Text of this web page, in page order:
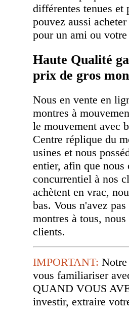
différentes tenues et
pouvez aussi
pour un ami ou
Haute Qualité
prix de gros
Nous en vente en
montres à
le mouvement avec
Centre réplique du
usines et nous
entier, afin que
concurrentiel à nos
achètent en vrac,
bas. Vous n'avez
montres à tous,
clients.
IMPORTANT:
vous familiariser
QUAND VOUS
investir, extraire